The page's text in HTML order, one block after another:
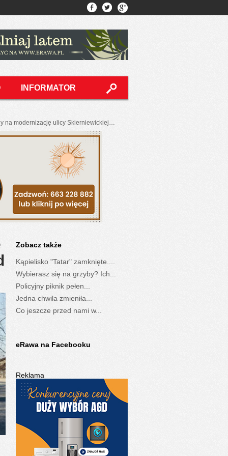
INFORMATOR
na modernizację ulicy Skierniewickiej…
Zobacz także
Kąpielisko "Tatar" zamknięte....
Wybierasz się na grzyby? Ich...
Policyjny piknik pełen...
Jedna chwila zmieniła...
Co jeszcze przed nami w...
eRawa na Facebooku
Reklama